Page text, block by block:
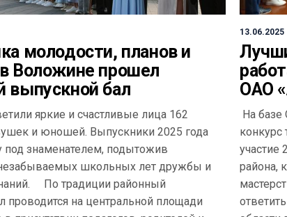
молодости, планов и
Воложине прошел
выпускной бал
яркие и счастливые лица 162
и юношей. Выпускники 2025 года
под знаменателем, подытожив
школьных лет дружбы и
По традиции районный
проводится на центральной площади
13.06.2025
ОАО
На
конкурс
участие
района,